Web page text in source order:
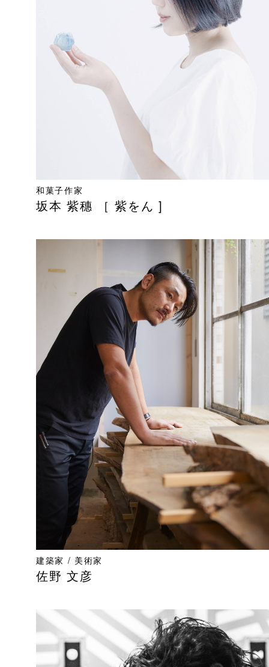
和菓子作家
坂本 紫穗 ［ 紫をん ]
建築家 / 美術家
佐野 文彦